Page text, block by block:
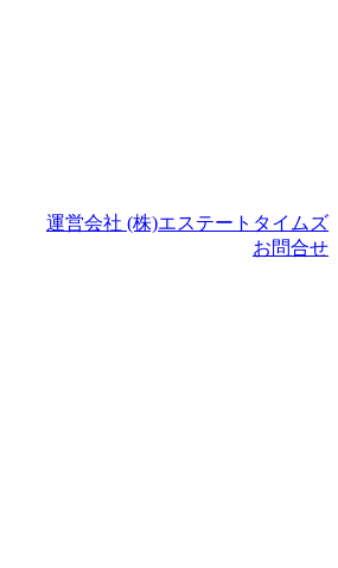
運営会社 (株)エステートタイムズ
お問合せ